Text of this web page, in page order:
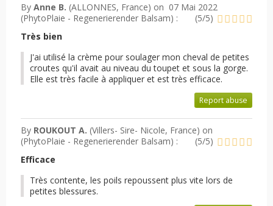
By Anne B. (ALLONNES, France) on 07 Mai 2022
(PhytoPlaie - Regenerierender Balsam) : (5/5)
Très bien
J'ai utilisé la crème pour soulager mon cheval de petites
croutes qu'il avait au niveau du toupet et sous la gorge.
Elle est très facile à appliquer et est très efficace.
Report abuse
By ROUKOUT A. (Villers- Sire- Nicole, France) on
(PhytoPlaie - Regenerierender Balsam) : (5/5)
Efficace
Très contente, les poils repoussent plus vite lors de
petites blessures.